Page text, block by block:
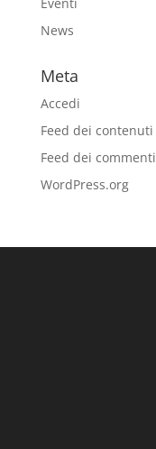
News
Meta
Accedi
Feed dei contenuti
Feed dei commenti
WordPress.org